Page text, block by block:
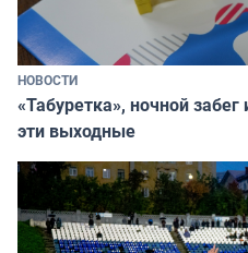
НОВОСТИ
«Табуретка», ночной
эти выходные